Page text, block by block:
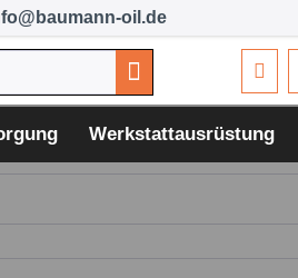
oil.de
Werkstattausrüstung